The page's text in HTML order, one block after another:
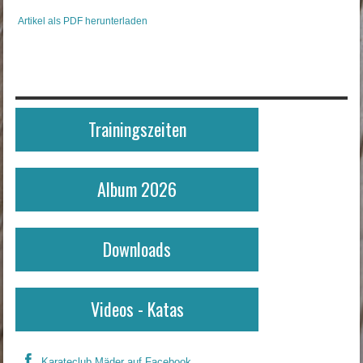
Artikel als PDF herunterladen
Trainingszeiten
Album 2026
Downloads
Videos - Katas